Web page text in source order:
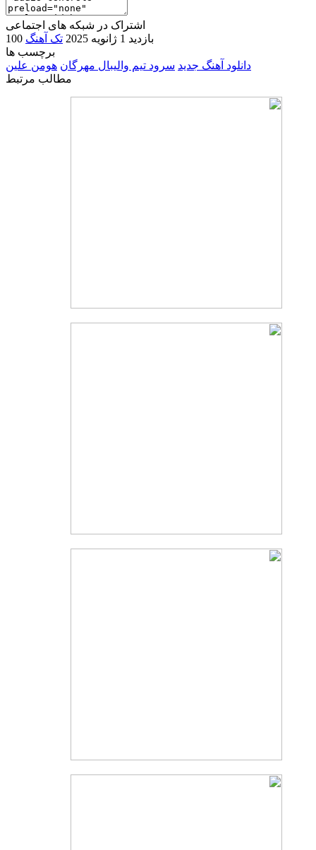
اشتراک در شبکه های اجتماعی
100 بازدید 1 ژانویه 2025
تک آهنگ
برچسب ها
دانلود آهنگ جدید سرود تیم والیبال مهرگان هومن علین
مطالب مرتبط